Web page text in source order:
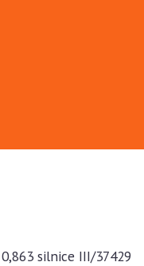
silnice III/37429